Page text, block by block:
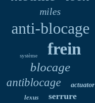
miles
anti-blocage
système frein
blocage
antiblocage
actuator
lexus
serrure